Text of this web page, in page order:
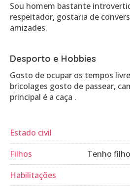
Sou homem bastante
respeitador, gostaria de
amizades.
Desporto e Hobbies
Gosto de ocupar os tempos
bricolages gosto de passear,
principal é a caça .
Estado civil
Filhos
Tenho
Habilitações